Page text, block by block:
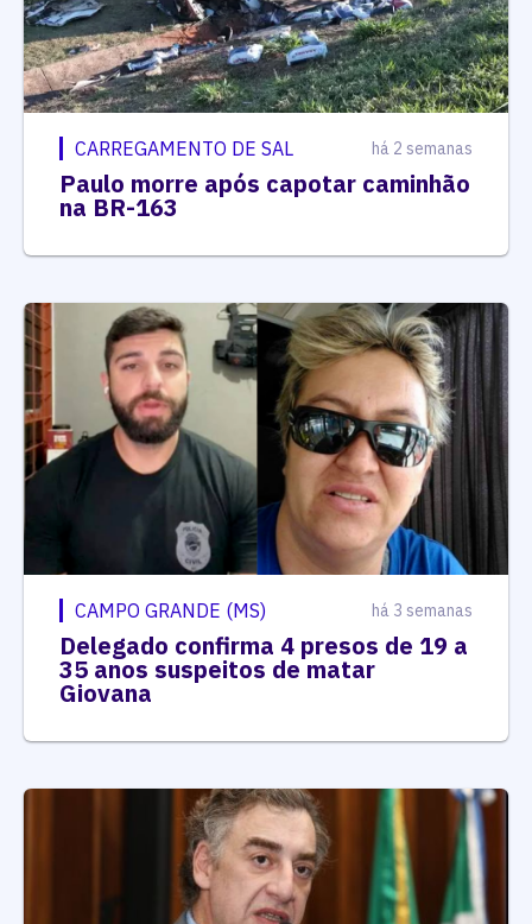
CARREGAMENTO DE SAL há 2 semanas
Paulo morre após capotar caminhão
na BR-163
CAMPO GRANDE (MS) há 3 semanas
Delegado confirma 4 presos de 19 a
35 anos suspeitos de matar
Giovana